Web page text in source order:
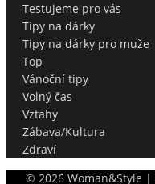
Testujeme pro vás
Tipy na dárky
Tipy na dárky pro muže
Top
Vánoční tipy
Volný čas
Vztahy
Zábava/Kultura
Zdraví
© 2026Woman&Style |